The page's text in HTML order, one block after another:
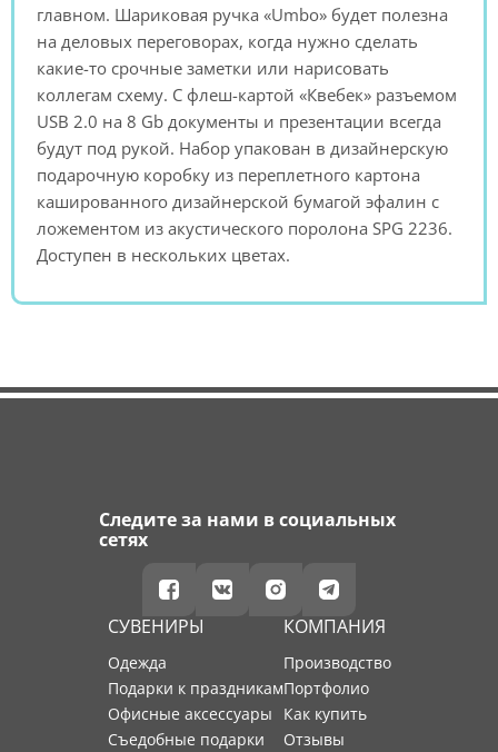
главном. Шариковая ручка «Umbo» будет полезна
на деловых переговорах, когда нужно сделать
какие-то срочные заметки или нарисовать
коллегам схему. С флеш-картой «Квебек» разъемом
USB 2.0 на 8 Gb документы и презентации всегда
будут под рукой. Набор упакован в дизайнерскую
подарочную коробку из переплетного картона
кашированного дизайнерской бумагой эфалин с
ложементом из акустического поролона SPG 2236.
Доступен в нескольких цветах.
Следите за нами в социальных
сетях
СУВЕНИРЫ
Одежда
Подарки к праздникам
Офисные аксессуары
Съедобные подарки
КОМПАНИЯ
производство
портфолио
как купить
отзывы